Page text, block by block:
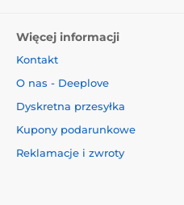
Więcej informacji
Kontakt
O nas - Deeplove
Dyskretna przesyłka
Kupony podarunkowe
Reklamacje i zwroty